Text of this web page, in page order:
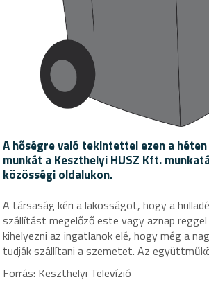
A hőségre való tekintettel ezen a
munkát a Keszthelyi HUSZ Kft.
közösségi oldalukon.
A társaság kéri a lakosságot, hogy a
szállítást megelőző este vagy aznap
kihelyezni az ingatlanok elé, hogy még a
tudják szállítani a szemetet. Az
Forrás: Keszthelyi Televízió